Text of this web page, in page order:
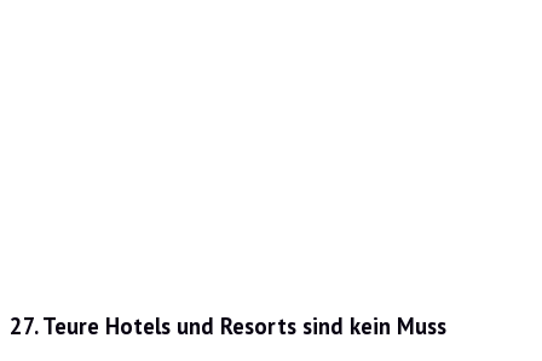
27. Teure Hotels und Resorts sind kein Muss